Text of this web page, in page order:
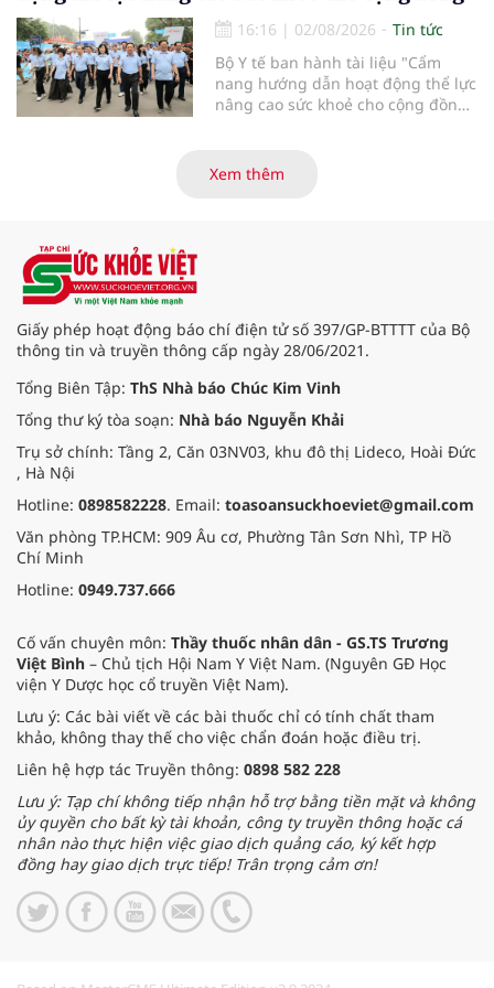
đón con yêu khỏe mạnh chào đời.
16:16 | 02/08/2026
Tin tức
Bộ Y tế ban hành tài liệu "Cẩm
nang hướng dẫn hoạt động thể lực
nâng cao sức khoẻ cho cộng đồng"
động thể lực; Khuyến cáo hoạt
động thể lực phù hợp theo nhóm
Xem thêm
Giấy phép hoạt động báo chí điện tử số 397/GP-BTTTT của Bộ
thông tin và truyền thông cấp ngày 28/06/2021.
Tổng Biên Tập: ThS Nhà báo Chúc Kim Vinh
Tổng thư ký tòa soạn: Nhà báo Nguyễn Khải
Trụ sở chính: Tầng 2, Căn 03NV03, khu đô thị Lideco, Hoài Đức
, Hà Nội
Hotline: 0898582228. Email: toasoansuckhoeviet@gmail.com
Văn phòng TP.HCM: 909 Âu cơ, Phường Tân Sơn Nhì, TP Hồ
Chí Minh
Hotline: 0949.737.666
Cố vấn chuyên môn: Thầy thuốc nhân dân - GS.TS Trương
Việt Bình – Chủ tịch Hội Nam Y Việt Nam. (Nguyên GĐ Học
viện Y Dược học cổ truyền Việt Nam).
Lưu ý: Các bài viết về các bài thuốc chỉ có tính chất tham
khảo, không thay thế cho việc chẩn đoán hoặc điều trị.
Liên hệ hợp tác Truyền thông: 0898 582 228
Lưu ý: Tạp chí không tiếp nhận hỗ trợ bằng tiền mặt và không
ủy quyền cho bất kỳ tài khoản, công ty truyền thông hoặc cá
nhân nào thực hiện việc giao dịch quảng cáo, ký kết hợp
đồng hay giao dịch trực tiếp! Trân trọng cảm ơn!